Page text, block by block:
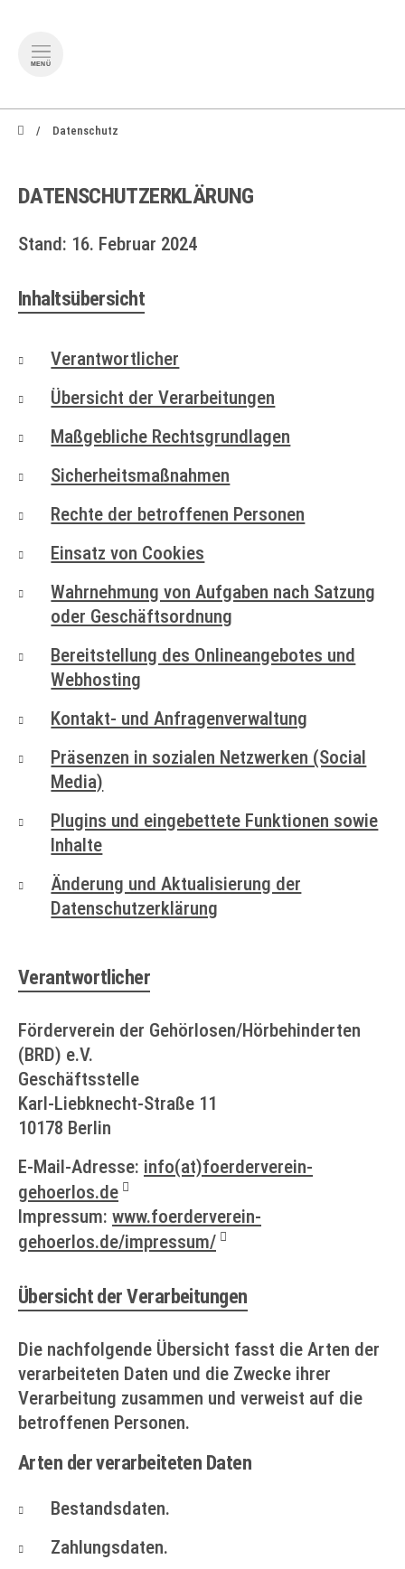
MENÜ
zum Inhalt springen
Datenschutz
DATENSCHUTZERKLÄRUNG
Stand: 16. Februar 2024
Inhaltsübersicht
Verantwortlicher
Übersicht der Verarbeitungen
Maßgebliche Rechtsgrundlagen
Sicherheitsmaßnahmen
Rechte der betroffenen Personen
Einsatz von Cookies
Wahrnehmung von Aufgaben nach Satzung
oder Geschäftsordnung
Bereitstellung des Onlineangebotes und
Webhosting
Kontakt- und Anfragenverwaltung
Präsenzen in sozialen Netzwerken (Social
Media)
Plugins und eingebettete Funktionen sowie
Inhalte
Änderung und Aktualisierung der
Datenschutzerklärung
Verantwortlicher
Förderverein der Gehörlosen/Hörbehinderten
(BRD) e.V.
Geschäftsstelle
Karl-Liebknecht-Straße 11
10178 Berlin
E-Mail-Adresse: info(at)foerderverein-
gehoerlos.de
Impressum: www.foerderverein-
gehoerlos.de/impressum/
Übersicht der Verarbeitungen
Die nachfolgende Übersicht fasst die Arten der
verarbeiteten Daten und die Zwecke ihrer
Verarbeitung zusammen und verweist auf die
betroffenen Personen.
Arten der verarbeiteten Daten
Bestandsdaten.
Zahlungsdaten.